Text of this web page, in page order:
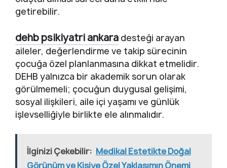
getirebilir.
dehb psikiyatri ankara desteği arayan
aileler, değerlendirme ve takip sürecinin
çocuğa özel planlanmasına dikkat etmelidir.
DEHB yalnızca bir akademik sorun olarak
görülmemeli; çocuğun duygusal gelişimi,
sosyal ilişkileri, aile içi yaşamı ve günlük
işlevselliğiyle birlikte ele alınmalıdır.
İlginizi Çekebilir: Medikal Estetikte Doğal
Görünüm ve Kişiye Özel Yaklaşımın Önemi